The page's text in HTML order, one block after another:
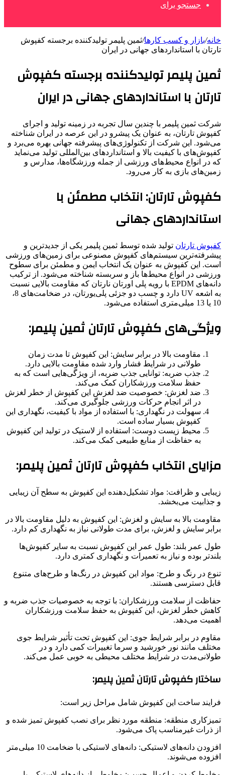
جستجو برای
خانه/بازار و کسب کارها/ثمین پلیمر تولیدکننده برجسته کفپوش
تارتان با استانداردهای جهانی در ایران
ثمین پلیمر تولیدکننده برجسته کفپوش
تارتان با استانداردهای جهانی در ایران
شرکت ثمین پلیمر با چندین سال تجربه در زمینه تولید و اجرای
کفپوش تارتان، به عنوان یک پیشرو در این عرصه در ایران شناخته
می‌شود. این شرکت از تکنولوژی‌های پیشرفته جهانی بهره می‌برد و
کفپوش‌های با کیفیت بالا و استانداردهای بین‌المللی تولید می‌نماید
که در انواع محیط‌های ورزشی از جمله ورزشگاه‌ها، مدارس و
زمین‌های بازی به کار می‌رود.
کفپوش تارتان: انتخاب مطمئن با
استانداردهای جهانی
کفپوش تارتان تولید شده توسط ثمین پلیمر یکی از جدیدترین و
پیشرفته‌ترین سیستم‌های کفپوش مصنوعی برای زمین‌های ورزشی
است. این کفپوش به عنوان یک انتخاب ایمن و مطمئن برای سطوح
ورزشی در انواع محیط‌ها باز و سربسته شناخته می‌شود. از ترکیب
دانه‌های EPDM با رویه پلی اورتان نارتان که مقاومت بالایی نسبت
به اشعه UV دارد و چسب دو جزئی پلی‌یورتان، در ضخامت‌های 8،
10 یا 13 میلی‌متری استفاده می‌شود.
ویژگی‌های کفپوش تارتان ثمین پلیمر:
مقاومت بالا در برابر سایش: این کفپوش تا مدت زمان
طولانی در شرایط فشار وارد شده مقاومت بالایی دارد.
جذب ضربه: توانایی جذب ضربه، از ویژگی‌هایی است که به
حفظ سلامت ورزشکاران کمک می‌کند.
ضد لغزش: خصوصیت ضد لغزش این کفپوش از خطر لغزش
در اثر انجام حرکات ورزشی جلوگیری می‌کند.
سهولت در نگهداری: با استفاده از مواد با کیفیت، نگهداری این
کفپوش بسیار ساده است.
محیط‌ زیست دوست: استفاده از لاستیک در تولید این کفپوش
به حفاظت از منابع طبیعی کمک می‌کند.
مزایای انتخاب کفپوش تارتان ثمین پلیمر:
زیبایی و ظرافت: مواد تشکیل‌دهنده این کفپوش به سطح آن زیبایی
و جذابیت می‌بخشد.
مقاومت بالا به سایش و لغزش: این کفپوش به دلیل مقاومت بالا در
برابر سایش و لغزش، برای مدت طولانی نیاز به نگهداری کم دارد.
طول عمر بلند: طول عمر این کفپوش نسبت به سایر کفپوش‌ها
بلندتر بوده و نیاز به تعمیرات و نگهداری کمتری دارد.
تنوع در رنگ و طرح: مواد این کفپوش در رنگ‌ها و طرح‌های متنوع
قابل دسترسی هستند.
حفاظت از سلامت ورزشکاران: با توجه به خصوصیات جذب ضربه و
کاهش خطر لغزش، این کفپوش به حفظ سلامت ورزشکاران
اهمیت می‌دهد.
مقاوم در برابر شرایط جوی: این کفپوش تحت تأثیر شرایط جوی
مختلف مانند نور خورشید و سرما تغییرات کمی دارد و در
طولانی‌مدت در شرایط مختلف محیطی به خوبی عمل می‌کند.
ساختار کفپوش تارتان ثمین پلیمر:
فرایند ساخت این کفپوش شامل مراحل زیر است:
تمیزکاری منطقه: منطقه مورد نظر برای نصب کفپوش تمیز شده و
از ذرات غیرمناسب پاک می‌شود.
افزودن دانه‌های لاستیکی: دانه‌های لاستیکی با ضخامت 10 میلی‌متر
افزوده می‌شوند.